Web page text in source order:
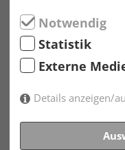
Zugkabel
Steuerung -
Notwendig
Statistik
Externe
Details anzeigen/